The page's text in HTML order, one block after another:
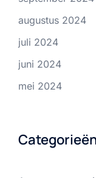
augustus 2024
juli 2024
juni 2024
mei 2024